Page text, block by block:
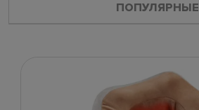
ПОПУЛЯРНЫЕ